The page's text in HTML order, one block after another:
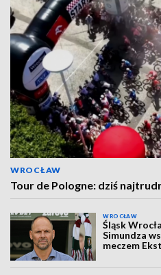
WROCŁAW
Tour de Pologne: dziś
WROCŁAW
Śląsk
Simundza
meczem